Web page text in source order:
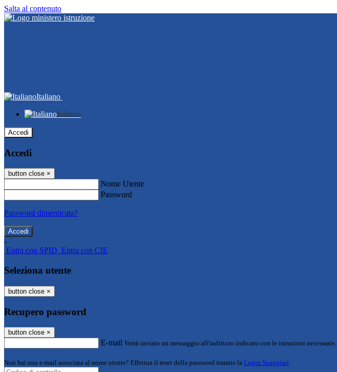
Salta al contenuto
Italiano
Italiano
Accedi
Accedi
button close ×
Nome Utente
Password
Password dimenticata?
-
Entra con SPID Entra con CIE
Seleziona utente
button close ×
Recupero password
button close ×
E-mail Verrà inviato un messaggio all'indirizzo indicato con le istruzioni necessarie.
Non hai una e-mail associata al nome utente? Effettua il reset della password tramite la Login Spaggiari